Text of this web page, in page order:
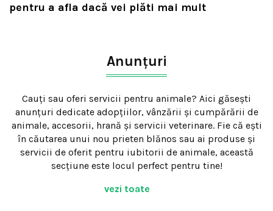
pentru a afla dacă vei plăti mai mult
Anunțuri
Cauți sau oferi servicii pentru animale? Aici găsești
anunțuri dedicate adopțiilor, vânzării și cumpărării de
animale, accesorii, hrană și servicii veterinare. Fie că ești
în căutarea unui nou prieten blănos sau ai produse și
servicii de oferit pentru iubitorii de animale, această
secțiune este locul perfect pentru tine!
vezi toate